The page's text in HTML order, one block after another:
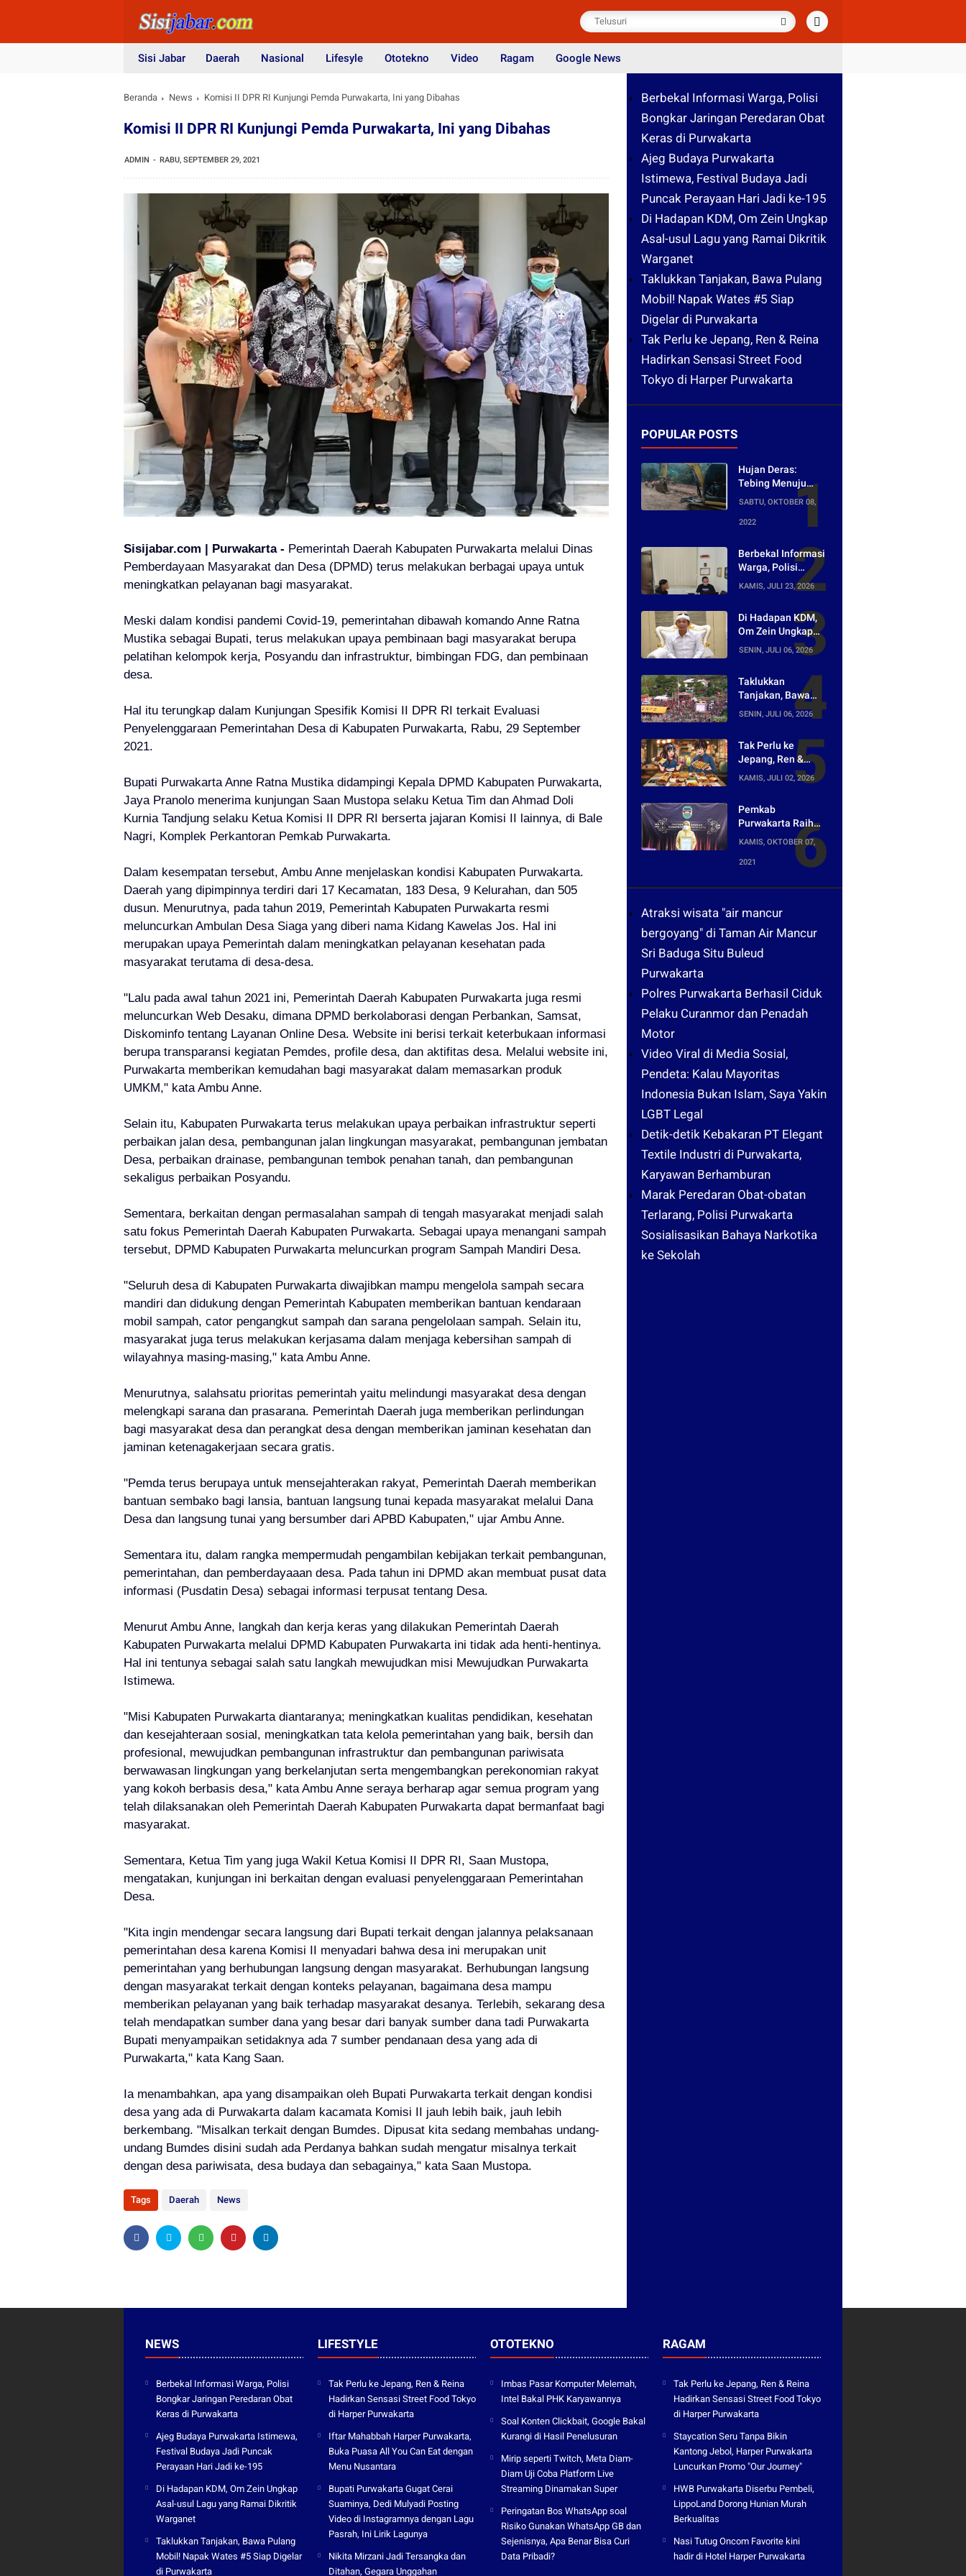
Sisi Jabar Daerah Nasional Lifesyle Ototekno Video Ragam Google News
Beranda News Komisi II DPR RI Kunjungi Pemda Purwakarta, Ini yang Dibahas
Komisi II DPR RI Kunjungi Pemda Purwakarta, Ini yang Dibahas
ADMIN RABU, SEPTEMBER 29, 2021
Sisijabar.com | Purwakarta - Pemerintah Daerah Kabupaten Purwakarta melalui Dinas
Pemberdayaan Masyarakat dan Desa (DPMD) terus melakukan berbagai upaya untuk
meningkatkan pelayanan bagi masyarakat.
Meski dalam kondisi pandemi Covid-19, pemerintahan dibawah komando Anne Ratna
Mustika sebagai Bupati, terus melakukan upaya pembinaan bagi masyarakat berupa
pelatihan kelompok kerja, Posyandu dan infrastruktur, bimbingan FDG, dan pembinaan
desa.
Hal itu terungkap dalam Kunjungan Spesifik Komisi II DPR RI terkait Evaluasi
Penyelenggaraan Pemerintahan Desa di Kabupaten Purwakarta, Rabu, 29 September
2021.
Bupati Purwakarta Anne Ratna Mustika didampingi Kepala DPMD Kabupaten Purwakarta,
Jaya Pranolo menerima kunjungan Saan Mustopa selaku Ketua Tim dan Ahmad Doli
Kurnia Tandjung selaku Ketua Komisi II DPR RI berserta jajaran Komisi II lainnya, di Bale
Nagri, Komplek Perkantoran Pemkab Purwakarta.
Dalam kesempatan tersebut, Ambu Anne menjelaskan kondisi Kabupaten Purwakarta.
Daerah yang dipimpinnya terdiri dari 17 Kecamatan, 183 Desa, 9 Kelurahan, dan 505
dusun. Menurutnya, pada tahun 2019, Pemerintah Kabupaten Purwakarta resmi
meluncurkan Ambulan Desa Siaga yang diberi nama Kidang Kawelas Jos. Hal ini
merupakan upaya Pemerintah dalam meningkatkan pelayanan kesehatan pada
masyarakat terutama di desa-desa.
"Lalu pada awal tahun 2021 ini, Pemerintah Daerah Kabupaten Purwakarta juga resmi
meluncurkan Web Desaku, dimana DPMD berkolaborasi dengan Perbankan, Samsat,
Diskominfo tentang Layanan Online Desa. Website ini berisi terkait keterbukaan informasi
berupa transparansi kegiatan Pemdes, profile desa, dan aktifitas desa. Melalui website ini,
Purwakarta memberikan kemudahan bagi masyarakat dalam memasarkan produk
UMKM," kata Ambu Anne.
Selain itu, Kabupaten Purwakarta terus melakukan upaya perbaikan infrastruktur seperti
perbaikan jalan desa, pembangunan jalan lingkungan masyarakat, pembangunan jembatan
Desa, perbaikan drainase, pembangunan tembok penahan tanah, dan pembangunan
sekaligus perbaikan Posyandu.
Sementara, berkaitan dengan permasalahan sampah di tengah masyarakat menjadi salah
satu fokus Pemerintah Daerah Kabupaten Purwakarta. Sebagai upaya menangani sampah
tersebut, DPMD Kabupaten Purwakarta meluncurkan program Sampah Mandiri Desa.
"Seluruh desa di Kabupaten Purwakarta diwajibkan mampu mengelola sampah secara
mandiri dan didukung dengan Pemerintah Kabupaten memberikan bantuan kendaraan
mobil sampah, cator pengangkut sampah dan sarana pengelolaan sampah. Selain itu,
masyarakat juga terus melakukan kerjasama dalam menjaga kebersihan sampah di
wilayahnya masing-masing," kata Ambu Anne.
Menurutnya, salahsatu prioritas pemerintah yaitu melindungi masyarakat desa dengan
melengkapi sarana dan prasarana. Pemerintah Daerah juga memberikan perlindungan
bagi masyarakat desa dan perangkat desa dengan memberikan jaminan kesehatan dan
jaminan ketenagakerjaan secara gratis.
"Pemda terus berupaya untuk mensejahterakan rakyat, Pemerintah Daerah memberikan
bantuan sembako bagi lansia, bantuan langsung tunai kepada masyarakat melalui Dana
Desa dan langsung tunai yang bersumber dari APBD Kabupaten," ujar Ambu Anne.
Sementara itu, dalam rangka mempermudah pengambilan kebijakan terkait pembangunan,
pemerintahan, dan pemberdayaaan desa. Pada tahun ini DPMD akan membuat pusat data
informasi (Pusdatin Desa) sebagai informasi terpusat tentang Desa.
Menurut Ambu Anne, langkah dan kerja keras yang dilakukan Pemerintah Daerah
Kabupaten Purwakarta melalui DPMD Kabupaten Purwakarta ini tidak ada henti-hentinya.
Hal ini tentunya sebagai salah satu langkah mewujudkan misi Mewujudkan Purwakarta
Istimewa.
"Misi Kabupaten Purwakarta diantaranya; meningkatkan kualitas pendidikan, kesehatan
dan kesejahteraan sosial, meningkatkan tata kelola pemerintahan yang baik, bersih dan
profesional, mewujudkan pembangunan infrastruktur dan pembangunan pariwisata
berwawasan lingkungan yang berkelanjutan serta mengembangkan perekonomian rakyat
yang kokoh berbasis desa," kata Ambu Anne seraya berharap agar semua program yang
telah dilaksanakan oleh Pemerintah Daerah Kabupaten Purwakarta dapat bermanfaat bagi
masyarakat.
Sementara, Ketua Tim yang juga Wakil Ketua Komisi II DPR RI, Saan Mustopa,
mengatakan, kunjungan ini berkaitan dengan evaluasi penyelenggaraan Pemerintahan
Desa.
"Kita ingin mendengar secara langsung dari Bupati terkait dengan jalannya pelaksanaan
pemerintahan desa karena Komisi II menyadari bahwa desa ini merupakan unit
pemerintahan yang berhubungan langsung dengan masyarakat. Berhubungan langsung
dengan masyarakat terkait dengan konteks pelayanan, bagaimana desa mampu
memberikan pelayanan yang baik terhadap masyarakat desanya. Terlebih, sekarang desa
telah mendapatkan sumber dana yang besar dari banyak sumber dana tadi Purwakarta
Bupati menyampaikan setidaknya ada 7 sumber pendanaan desa yang ada di
Purwakarta," kata Kang Saan.
Ia menambahkan, apa yang disampaikan oleh Bupati Purwakarta terkait dengan kondisi
desa yang ada di Purwakarta dalam kacamata Komisi II jauh lebih baik, jauh lebih
berkembang. "Misalkan terkait dengan Bumdes. Dipusat kita sedang membahas undang-
undang Bumdes disini sudah ada Perdanya bahkan sudah mengatur misalnya terkait
dengan desa pariwisata, desa budaya dan sebagainya," kata Saan Mustopa.
Tags Daerah News
Berbekal Informasi Warga, Polisi
Bongkar Jaringan Peredaran Obat
Keras di Purwakarta
Ajeg Budaya Purwakarta
Istimewa, Festival Budaya Jadi
Puncak Perayaan Hari Jadi ke-195
Di Hadapan KDM, Om Zein Ungkap
Asal-usul Lagu yang Ramai Dikritik
Warganet
Taklukkan Tanjakan, Bawa Pulang
Mobil! Napak Wates #5 Siap
Digelar di Purwakarta
Tak Perlu ke Jepang, Ren & Reina
Hadirkan Sensasi Street Food
Tokyo di Harper Purwakarta
POPULAR POSTS
Hujan Deras:
Tebing Menuju
Tangkuban Parahu
Menuju Wisata
SABTU, OKTOBER 08,
2022
Berbekal Informasi
Warga, Polisi
Bongkar Jaringan
Peredaran Obat
Purwakarta
KAMIS, JULI 23, 2026
Di Hadapan KDM,
Om Zein Ungkap
Asal-usul Lagu
yang Ramai Dikritik
SENIN, JULI 06, 2026
Taklukkan
Tanjakan, Bawa
Pulang Mobil!
Napak Wates #5
Purwakarta
SENIN, JULI 06, 2026
Tak Perlu ke
Jepang, Ren &
Reina Hadirkan
Harper Purwakarta
KAMIS, JULI 02, 2026
Pemkab
Purwakarta Raih
Penghargaan
Terpopuler di Ajang
2021
KAMIS, OKTOBER 07,
2021
Atraksi wisata "air mancur
bergoyang" di Taman Air Mancur
Sri Baduga Situ Buleud
Purwakarta
Polres Purwakarta Berhasil Ciduk
Pelaku Curanmor dan Penadah
Motor
Video Viral di Media Sosial,
Pendeta: Kalau Mayoritas
Indonesia Bukan Islam, Saya Yakin
LGBT Legal
Detik-detik Kebakaran PT Elegant
Textile Industri di Purwakarta,
Karyawan Berhamburan
Marak Peredaran Obat-obatan
Terlarang, Polisi Purwakarta
Sosialisasikan Bahaya Narkotika
ke Sekolah
NEWS
Berbekal Informasi Warga, Polisi
Bongkar Jaringan Peredaran Obat
Keras di Purwakarta
Ajeg Budaya Purwakarta Istimewa,
Festival Budaya Jadi Puncak
Perayaan Hari Jadi ke-195
Di Hadapan KDM, Om Zein Ungkap
Asal-usul Lagu yang Ramai Dikritik
Warganet
Taklukkan Tanjakan, Bawa Pulang
Mobil! Napak Wates #5 Siap Digelar
di Purwakarta
LIFESTYLE
Tak Perlu ke Jepang, Ren & Reina
Hadirkan Sensasi Street Food Tokyo
di Harper Purwakarta
Iftar Mahabbah Harper Purwakarta,
Buka Puasa All You Can Eat dengan
Menu Nusantara
Bupati Purwakarta Gugat Cerai
Suaminya, Dedi Mulyadi Posting
Video di Instagramnya dengan Lagu
Pasrah, Ini Lirik Lagunya
Nikita Mirzani Jadi Tersangka dan
Ditahan, Gegara Unggahan
OTOTEKNO
Imbas Pasar Komputer Melemah,
Intel Bakal PHK Karyawannya
Soal Konten Clickbait, Google Bakal
Kurangi di Hasil Penelusuran
Mirip seperti Twitch, Meta Diam-
Diam Uji Coba Platform Live
Streaming Dinamakan Super
Peringatan Bos WhatsApp soal
Risiko Gunakan WhatsApp GB dan
Sejenisnya, Apa Benar Bisa Curi
Data Pribadi?
RAGAM
Tak Perlu ke Jepang, Ren & Reina
Hadirkan Sensasi Street Food Tokyo
di Harper Purwakarta
Staycation Seru Tanpa Bikin
Kantong Jebol, Harper Purwakarta
Luncurkan Promo "Our Journey"
HWB Purwakarta Diserbu Pembeli,
LippoLand Dorong Hunian Murah
Berkualitas
Nasi Tutug Oncom Favorite kini
hadir di Hotel Harper Purwakarta